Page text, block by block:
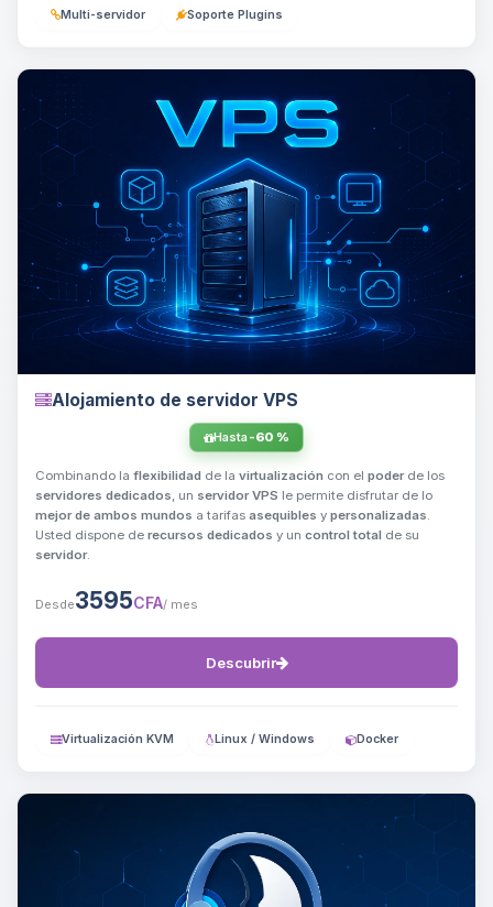
Multi-servidor Soporte Plugins
Alojamiento de servidor VPS
Hasta -60 %
Combinando la flexibilidad de la virtualización con el poderde los
servidores dedicados, un servidor VPS le permite disfrutar de lo
mejor de ambos mundos a tarifas asequibles y personalizadas.
Usted dispone de recursos dedicados y un control total de su
servidor.
Desde3595CFA/ mes
Descubrir
Virtualización KVM Linux / Windows Docker